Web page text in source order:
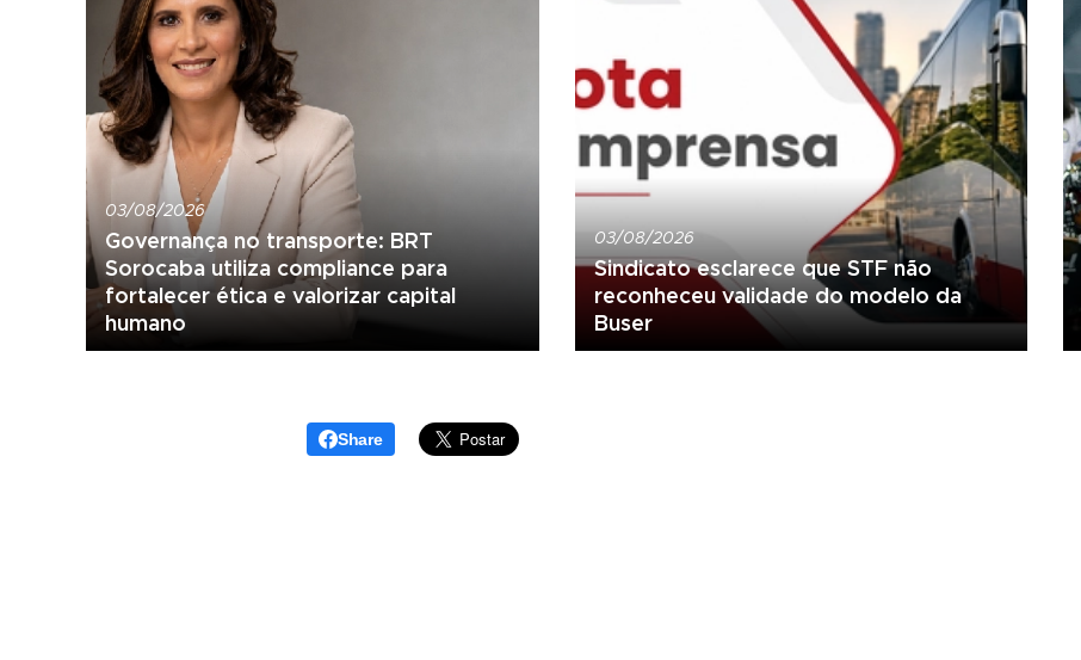
03/08/2026
Governança no transporte: BRT
Sorocaba utiliza compliance para
fortalecer ética e valorizar capital
humano
03/08/2026
Sindicato esclarece que STF não
reconheceu validade do modelo da
Buser
Share